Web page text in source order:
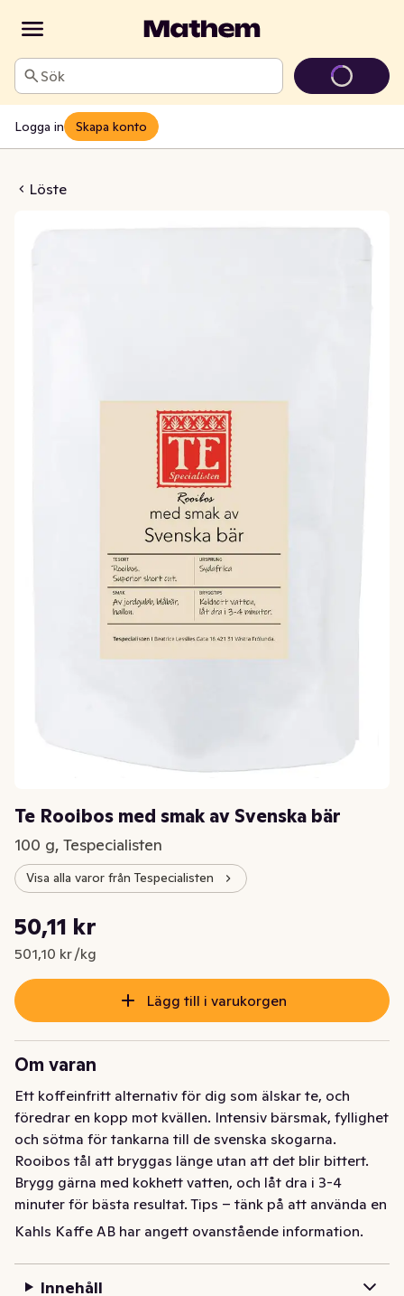
Sök
Logga in Skapa konto
Löste
av Svenska bär
Te Rooibos med smak av Svenska bär
100 g, Tespecialisten
Visa alla varor från Tespecialisten
Nuvarande pris är: 50,11 kr
50,11 kr
501,10 kr /kg
Styckpris: 501,10 kr /kg
Lägg till i varukorgen
Om varan
Ett koffeinfritt alternativ för dig som älskar te, och
föredrar en kopp mot kvällen. Intensiv bärsmak, fyllighet
och sötma för tankarna till de svenska skogarna.
Rooibos tål att bryggas länge utan att det blir bittert.
Brygg gärna med kokhett vatten, och låt dra i 3-4
minuter för bästa resultat. Tips – tänk på att använda en
finmaskintesil eller ett finare tefilter när du brygger
stanna i filtret.  Rooibos: 2-3g per kopp(200ml),
vattentemperatur på 100 grader, brygg i 3-4 minuter.
Kahls Kaffe AB har angett ovanstående information.
Innehåll